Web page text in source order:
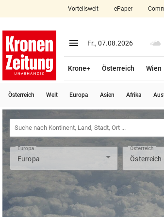
close
account_circle Anmelden
arrow_right
bookmark Merkliste
search
Suchbegriff
eingeben
Vorteilswelt ePaper
menu Menü aufklappen
Fr., 07.08.2026
Krone+ Österreich Wien
Österreich Welt Europa Asien Afrika
Europa Österreich